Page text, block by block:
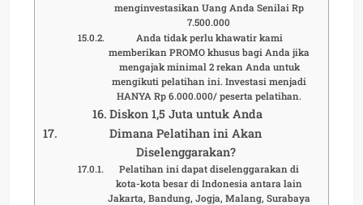
menginvestasikan Uang Anda Senilai Rp
7.500.000
Anda tidak perlu khawatir kami
memberikan PROMO khusus bagi Anda jika
mengajak minimal 2 rekan Anda untuk
mengikuti pelatihan ini. Investasi menjadi
HANYA Rp 6.000.000/ peserta pelatihan.
Diskon 1,5 Juta untuk Anda
Dimana Pelatihan ini Akan
Diselenggarakan?
Pelatihan ini dapat diselenggarakan di
kota-kota besar di Indonesia antara lain
Jakarta, Bandung, Jogja, Malang, Surabaya